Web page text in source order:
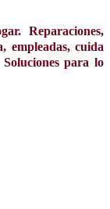
Reparaciones,
empleadas, cuida
para lo